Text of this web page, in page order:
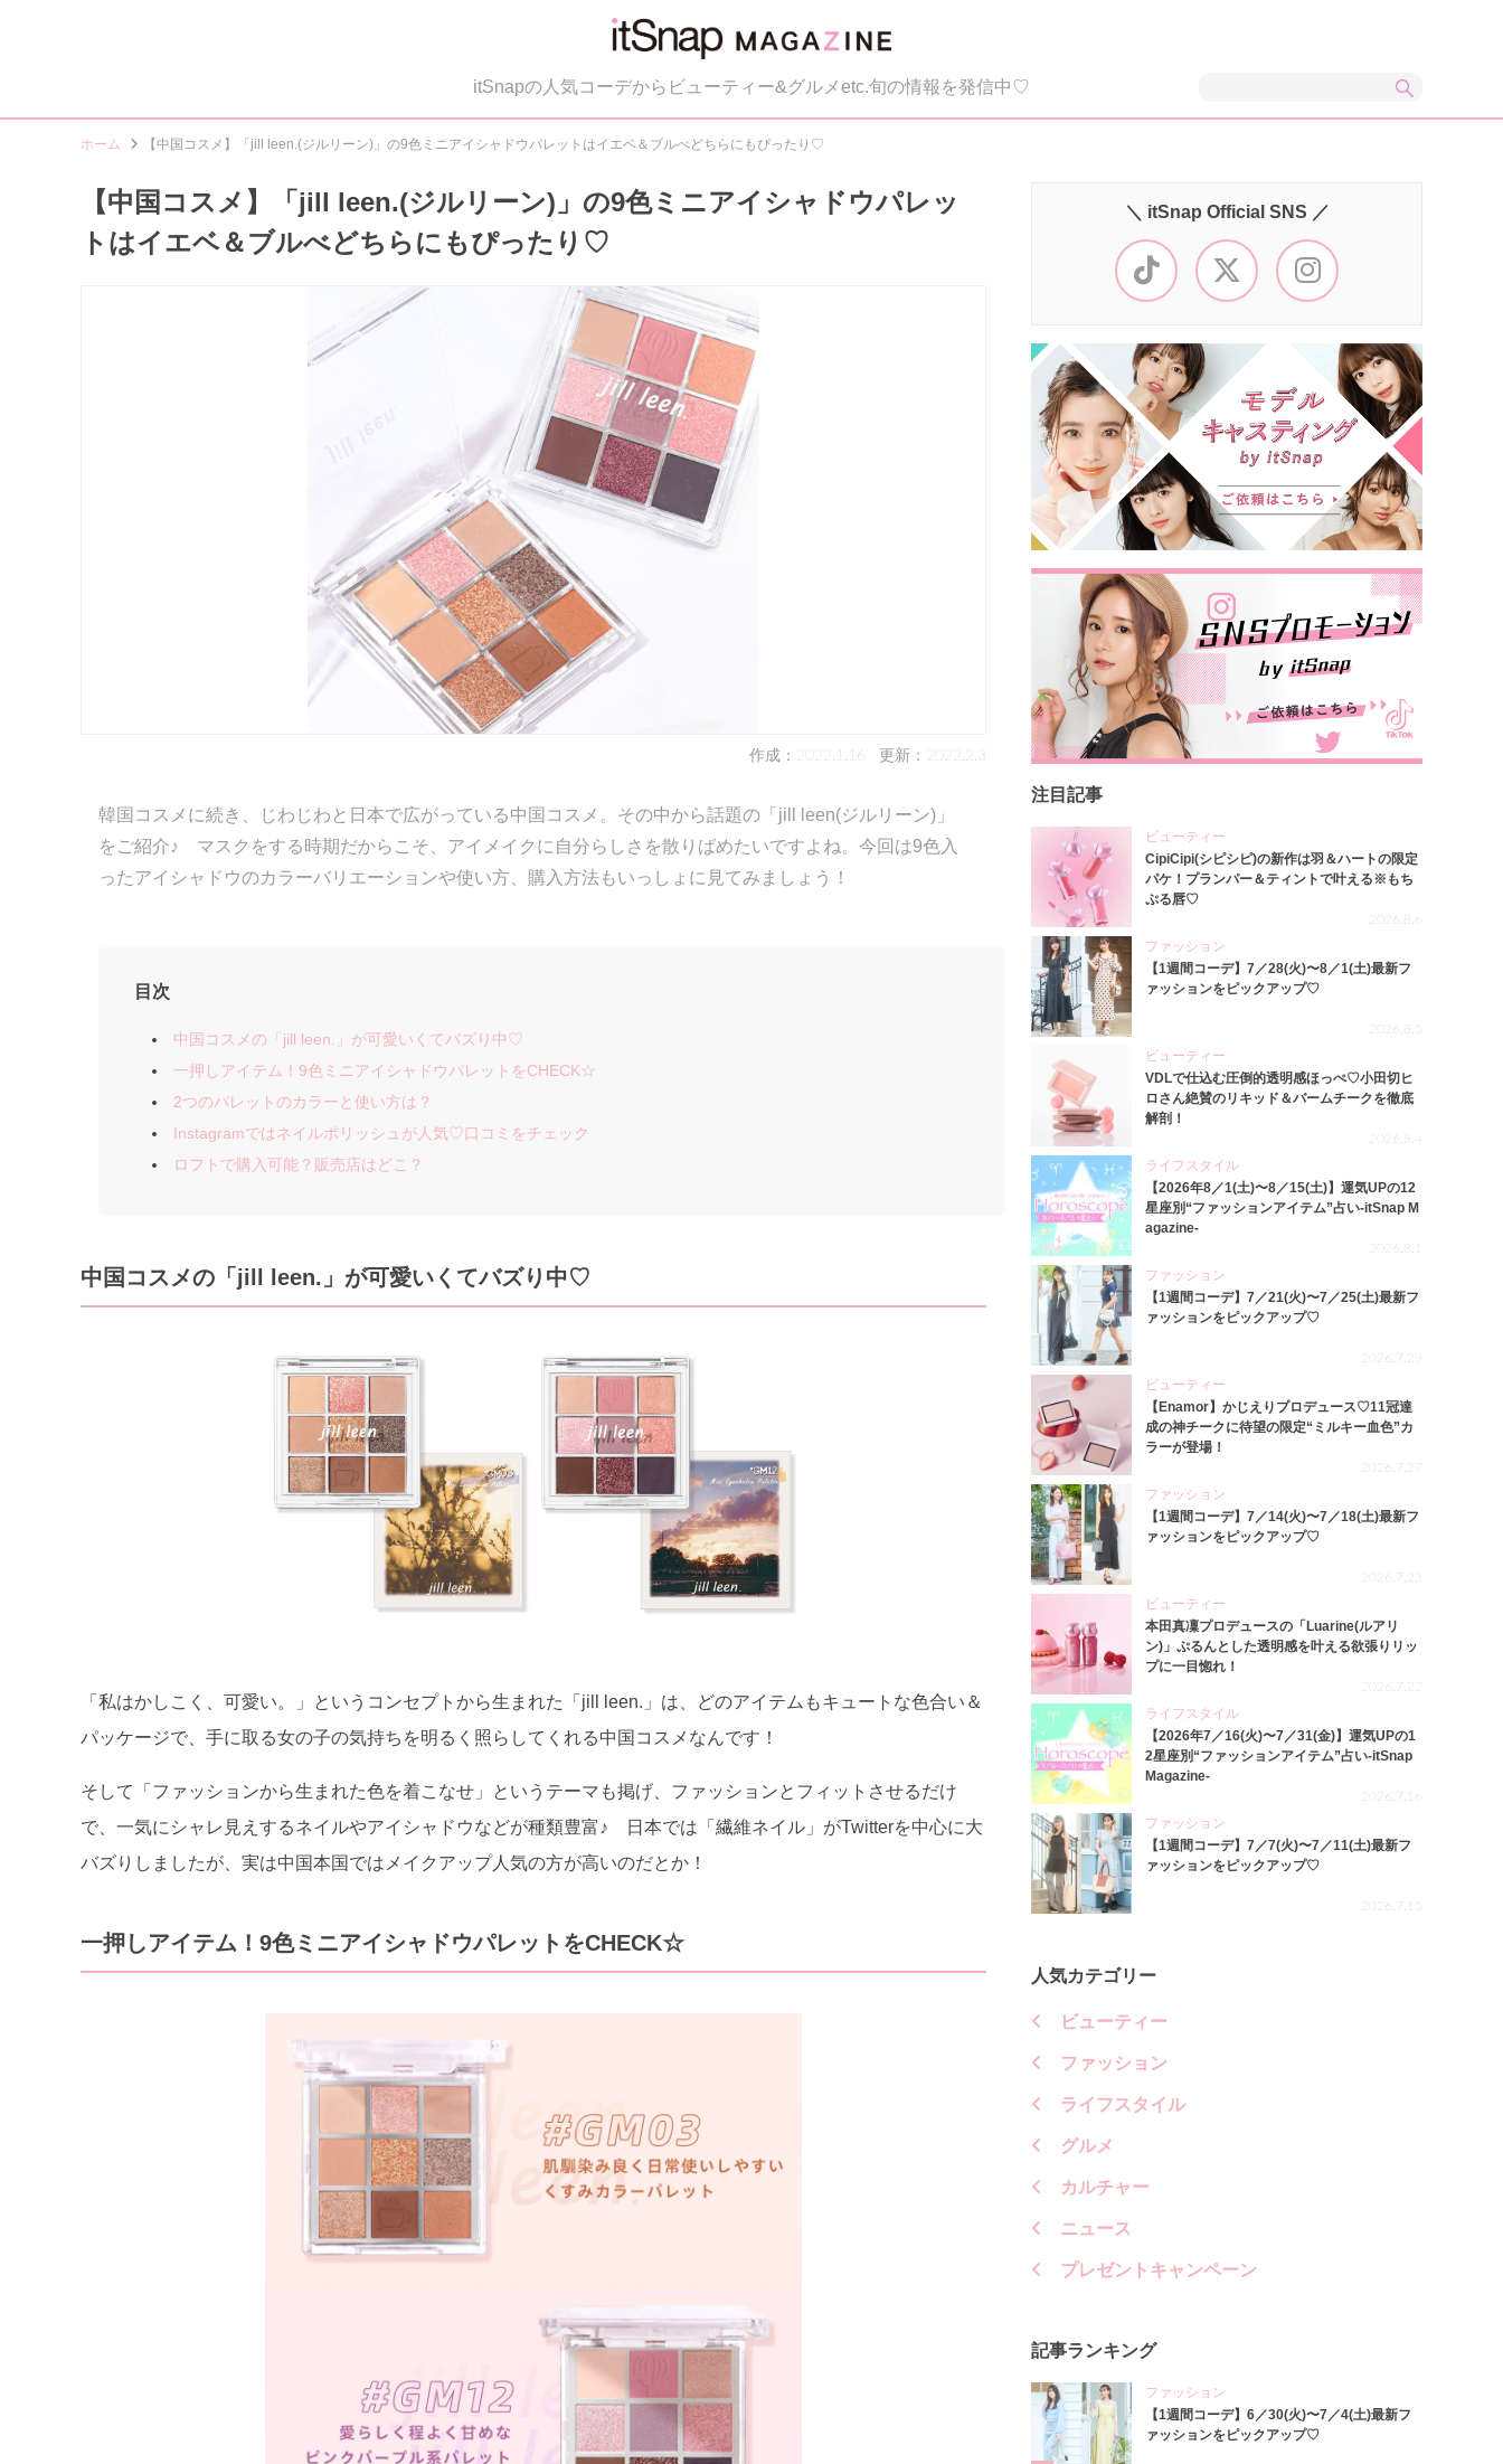
itSnapの人気コーデからビューティー&グルメetc.旬の情報を発信中♡
ホーム 【中国コスメ】「jill leen.(ジルリーン)」の9色ミニアイシャドウパレットはイエベ＆ブルべどちらにもぴったり♡
【中国コスメ】「jill leen.(ジルリーン)」の9色ミニアイシャドウパレッ
トはイエベ＆ブルべどちらにもぴったり♡
作成：2022.1.16 更新：2022.2.3
韓国コスメに続き、じわじわと日本で広がっている中国コスメ。その中から話題の「jill leen(ジルリーン)」
をご紹介♪ マスクをする時期だからこそ、アイメイクに自分らしさを散りばめたいですよね。今回は9色入
ったアイシャドウのカラーバリエーションや使い方、購入方法もいっしょに見てみましょう！
目次
中国コスメの「jill leen.」が可愛いくてバズり中♡
一押しアイテム！9色ミニアイシャドウパレットをCHECK☆
2つのパレットのカラーと使い方は？
Instagramではネイルポリッシュが人気♡口コミをチェック
ロフトで購入可能？販売店はどこ？
中国コスメの「jill leen.」が可愛いくてバズり中♡
「私はかしこく、可愛い。」というコンセプトから生まれた「jill leen.」は、どのアイテムもキュートな色合い＆
パッケージで、手に取る女の子の気持ちを明るく照らしてくれる中国コスメなんです！
そして「ファッションから生まれた色を着こなせ」というテーマも掲げ、ファッションとフィットさせるだけ
で、一気にシャレ見えするネイルやアイシャドウなどが種類豊富♪ 日本では「繊維ネイル」がTwitterを中心に大
バズりしましたが、実は中国本国ではメイクアップ人気の方が高いのだとか！
一押しアイテム！9色ミニアイシャドウパレットをCHECK☆
＼ itSnap Official SNS ／
注目記事
ビューティー
CipiCipi(シピシピ)の新作は羽＆ハートの限定
パケ！プランパー＆ティントで叶える※もち
ぷる唇♡
2026.8.6
ファッション
【1週間コーデ】7／28(火)〜8／1(土)最新フ
ァッションをピックアップ♡
2026.8.5
ビューティー
VDLで仕込む圧倒的透明感ほっぺ♡小田切ヒ
ロさん絶賛のリキッド＆バームチークを徹底
解剖！
2026.8.4
ライフスタイル
【2026年8／1(土)〜8／15(土)】運気UPの12
星座別“ファッションアイテム”占い-itSnap M
agazine-
2026.8.1
ファッション
【1週間コーデ】7／21(火)〜7／25(土)最新フ
ァッションをピックアップ♡
2026.7.29
ビューティー
【Enamor】かじえりプロデュース♡11冠達
成の神チークに待望の限定“ミルキー血色”カ
ラーが登場！
2026.7.27
ファッション
【1週間コーデ】7／14(火)〜7／18(土)最新フ
ァッションをピックアップ♡
2026.7.23
ビューティー
本田真凜プロデュースの「Luarine(ルアリ
ン)」ぷるんとした透明感を叶える欲張りリッ
プに一目惚れ！
2026.7.22
ライフスタイル
【2026年7／16(火)〜7／31(金)】運気UPの1
2星座別“ファッションアイテム”占い-itSnap
Magazine-
2026.7.16
ファッション
【1週間コーデ】7／7(火)〜7／11(土)最新フ
ァッションをピックアップ♡
2026.7.15
人気カテゴリー
ビューティー
ファッション
ライフスタイル
グルメ
カルチャー
ニュース
プレゼントキャンペーン
記事ランキング
ファッション
【1週間コーデ】6／30(火)〜7／4(土)最新フ
ァッションをピックアップ♡